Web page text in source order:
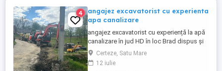
4
angajez excavatorist cu experienta
apa canalizare
angajez excavatorist cu experiență la apă
canalizare în jud HD în loc Brad dispus și
deplasări ofer cazare
Certeze, Satu Mare
12 iulie